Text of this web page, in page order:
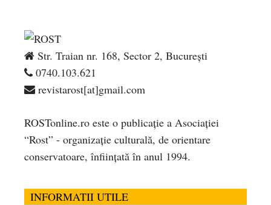
Str. Traian nr. 168, Sector 2, București
0740.103.621
revistarost[at]gmail.com
ROSTonline.ro este o publicaţie a Asociaţiei
“Rost” - organizaţie culturală, de orientare
conservatoare, înfiinţată în anul 1994.
INFORMATII UTILE